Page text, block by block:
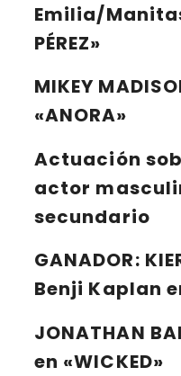
Emilia/
PÉREZ»
MIKEY
«ANORA»
Actuación
actor
secundario
GANADOR:
Benji Kaplan
JONATHAN
en «WICKED»